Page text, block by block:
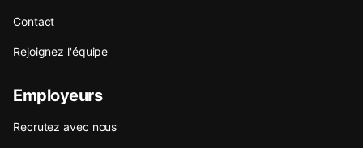
Contact
Rejoignez l'équipe
Employeurs
Recrutez avec nous